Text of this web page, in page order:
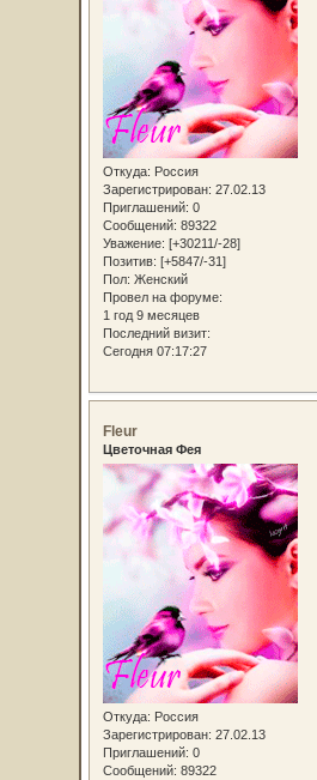
Откуда: Россия
Зарегистрирован: 27.02.13
Приглашений: 0
Сообщений: 89322
Уважение: [+30211/-28]
Позитив: [+5847/-31]
Пол: Женский
Провел на форуме:
1 год 9 месяцев
Последний визит:
Сегодня 07:17:27
Fleur
Цветочная Фея
Откуда: Россия
Зарегистрирован: 27.02.13
Приглашений: 0
Сообщений: 89322